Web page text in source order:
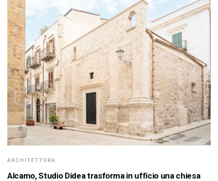
ARCHITETTURA
Alcamo, Studio Didea trasforma in ufficio una chiesa